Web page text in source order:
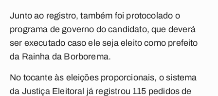
Junto ao registro, também foi protocolado o
programa de governo do candidato, que deverá
ser executado caso ele seja eleito como prefeito
da Rainha da Borborema.
No tocante às eleições proporcionais, o sistema
da Justiça Eleitoral já registrou 115 pedidos de